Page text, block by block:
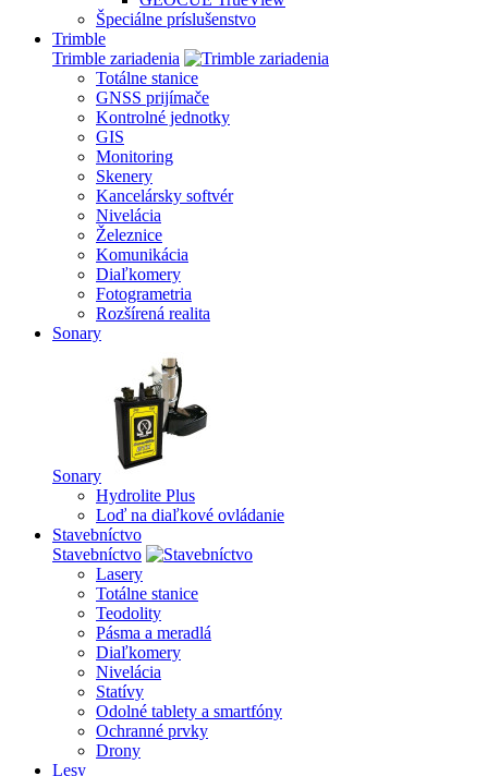
Špeciálne príslušenstvo
Trimble
Trimble zariadenia
Totálne stanice
GNSS prijímače
Kontrolné jednotky
GIS
Monitoring
Skenery
Kancelársky softvér
Nivelácia
Železnice
Komunikácia
Diaľkomery
Fotogrametria
Rozšírená realita
Sonary
Sonary
Hydrolite Plus
Loď na diaľkové ovládanie
Stavebníctvo
Stavebníctvo
Lasery
Totálne stanice
Teodolity
Pásma a meradlá
Diaľkomery
Nivelácia
Statívy
Odolné tablety a smartfóny
Ochranné prvky
Drony
Lesy